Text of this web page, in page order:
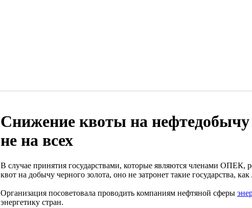
Снижение квоты на нефтедобычу
не на всех
В случае принятия государствами, которые являются членами ОПЕК,
квот на добычу черного золота, оно не затронет такие государства,
Организация посоветовала проводить компаниям нефтяной сферы
энергетику стран.